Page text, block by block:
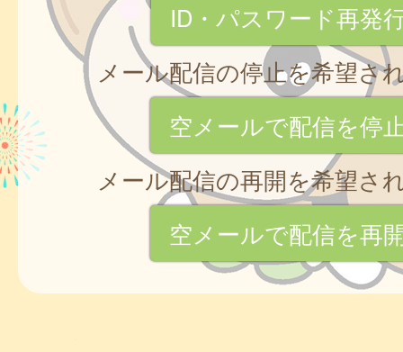
ID・パスワード再発
メール配信の停止を希望さ
空メールで配信を停
メール配信の再開を希望さ
空メールで配信を再